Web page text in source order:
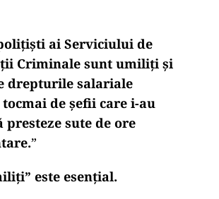
ai Serviciului de
Criminale sunt umiliți și
drepturile salariale
de șefii care i-au
presteze sute de ore
”
este esențial.